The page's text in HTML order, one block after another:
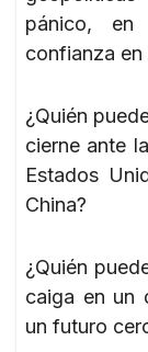
pánico,
confianza en
¿Quién
cierne ante
Estados
China?
¿Quién
caiga en un
un futuro